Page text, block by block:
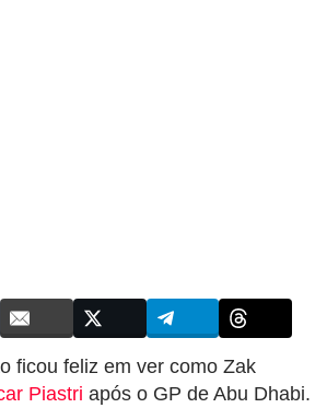
ficou feliz em ver como Zak
Piastri após o GP de Abu Dhabi.